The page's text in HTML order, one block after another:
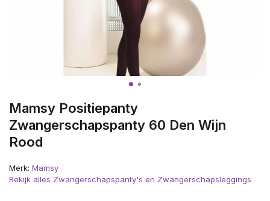
Mamsy Positiepanty
Zwangerschapspanty 60 Den Wijn
Rood
Merk: Mamsy
Bekijk alles Zwangerschapspanty's en Zwangerschapsleggings